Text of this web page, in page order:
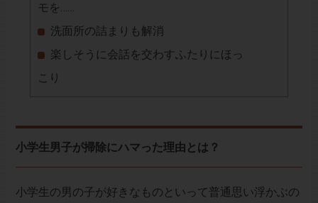
モを……
洗面所の詰まりも解消
楽しそうに会話を交わすふたりにほっ
こり
小学生男子が掃除にハマった理由とは？
小学生の男の子が好きなものといって普通思い浮かぶの